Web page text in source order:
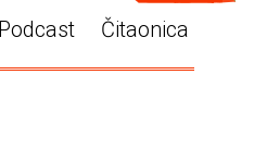
Podcast Čitaonica